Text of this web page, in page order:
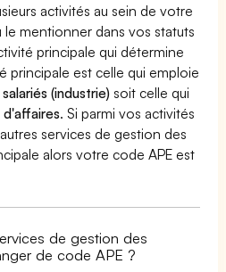
activités au sein de votre
mentionner dans vos statuts
principale qui détermine
principale est celle qui emploie
(industrie) soit celle qui
. Si parmi vos activités
services de gestion des
alors votre code APE est
de gestion des
de code APE ?